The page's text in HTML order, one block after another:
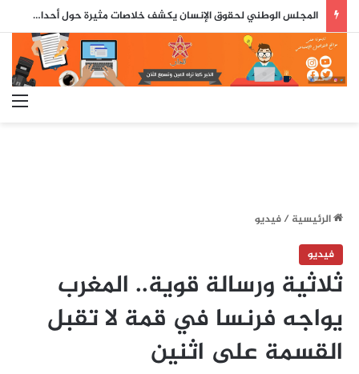
المجلس الوطني لحقوق الإنسان يكشف خلاصات مثيرة حول أحداث سبتة ومليلية
الرئيسية/فيديو
فيديو
ثلاثية ورسالة قوية.. المغرب
يواجه فرنسا في قمة لا تقبل
القسمة على اثنين